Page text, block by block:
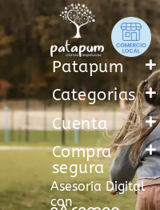
Patapum
Categorias
Cuenta
Compra
segura
Asesoría Digital
con